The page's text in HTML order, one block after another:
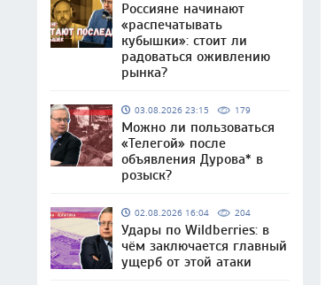
Россияне начинают
«распечатывать
кубышки»: стоит ли
радоваться оживлению
рынка?
03.08.2026 23:15 179
Можно ли пользоваться
«Телегой» после
объявления Дурова* в
розыск?
02.08.2026 16:04 204
Удары по Wildberries: в
чём заключается главный
ущерб от этой атаки